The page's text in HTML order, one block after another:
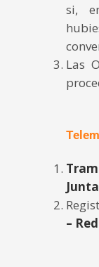
si,
Las
–